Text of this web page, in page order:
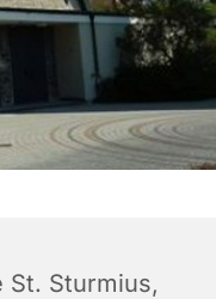
St. Sturmius,